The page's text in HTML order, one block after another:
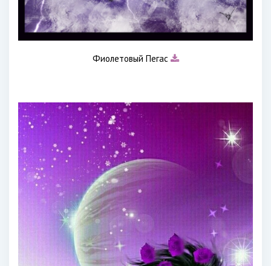
Фиолетовый Пегас